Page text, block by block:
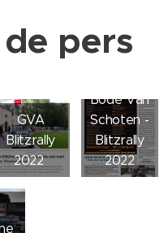
pers
GVA
Blitzrally
2022
Bode Van
Schoten -
Blitzrally
2022